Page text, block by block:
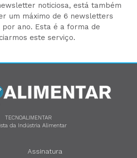
noticiosa, está também
um máximo de 6 newsletters
ano. Esta é a forma de
este serviço.
TECNOALIMENTAR
da Indústria Alimentar
Assinatura